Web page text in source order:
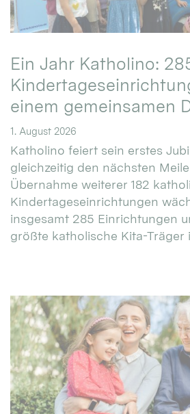
Ein Jahr Katholino:
einem gemeinsamen
1. August 2026
Katholino feiert sein erstes
gleichzeitig den nächsten
Übernahme weiterer 182
Kindertageseinrichtungen
insgesamt 285 Einrichtungen
größte katholische Kita-Träger